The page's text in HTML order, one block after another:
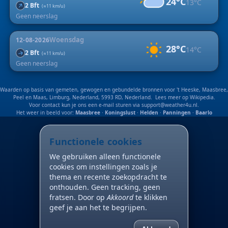
13°C
Geen neerslag
↑2 Bft (≈11 km/u)
12-08-2026Woensdag
28°C14°C
Geen neerslag
↑2 Bft (≈11 km/u)
Waarden op basis van gemeten, gewogen en gebundelde bronnen voor 't Heeske, Maasbree,
Peel en Maas, Limburg, Nederland, 5993 RD, Nederland. Lees meer op Wikipedia.
Voor contact kun je ons een e-mail sturen via support@weather4u.nl.
Het weer in beeld voor: Maasbree· Koningslust· Helden · Panningen · Baarlo
Functionele cookies
We gebruiken alleen functionele
cookies om instellingen zoals je
thema en recente zoekopdracht te
onthouden. Geen tracking, geen
fratsen. Door opAkkoordte klikken
geef je aan het te begrijpen.